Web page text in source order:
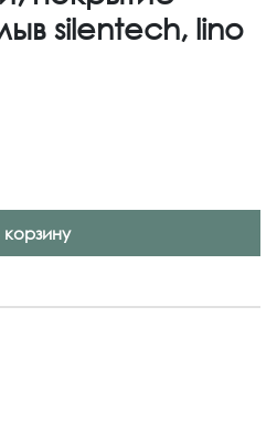
silentech, lino
корзину